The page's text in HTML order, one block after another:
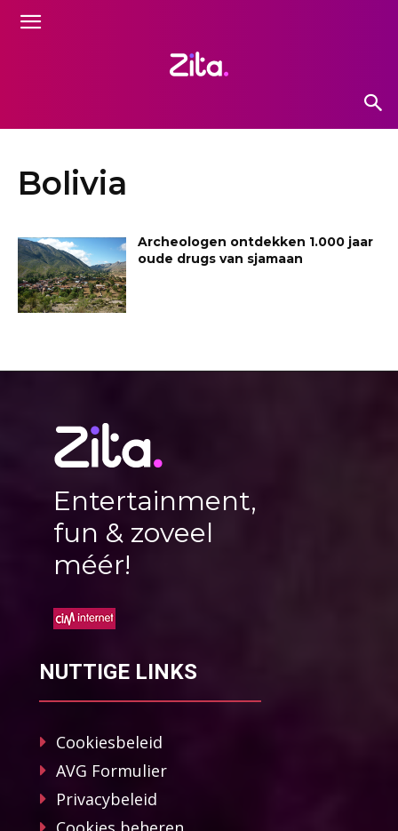
Bolivia
Archeologen ontdekken 1.000 jaar
oude drugs van sjamaan
Entertainment,
fun & zoveel
méér!
NUTTIGE LINKS
Cookiesbeleid
AVG Formulier
Privacybeleid